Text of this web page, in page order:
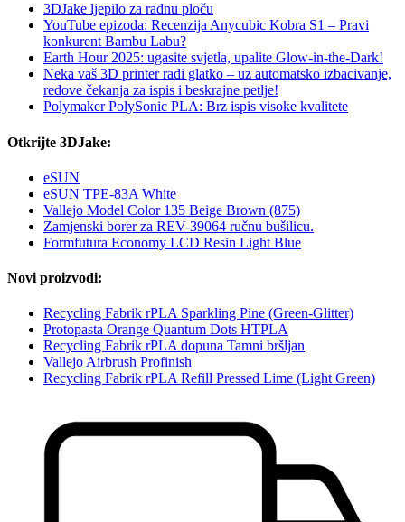
3DJake ljepilo za radnu ploču
YouTube epizoda: Recenzija Anycubic Kobra S1 – Pravi
konkurent Bambu Labu?
Earth Hour 2025: ugasite svjetla, upalite Glow-in-the-Dark!
Neka vaš 3D printer radi glatko – uz automatsko izbacivanje,
redove čekanja za ispis i beskrajne petlje!
Polymaker PolySonic PLA: Brz ispis visoke kvalitete
Otkrijte 3DJake:
eSUN
eSUN TPE-83A White
Vallejo Model Color 135 Beige Brown (875)
Zamjenski borer za REV-39064 ručnu bušilicu.
Formfutura Economy LCD Resin Light Blue
Novi proizvodi:
Recycling Fabrik rPLA Sparkling Pine (Green-Glitter)
Protopasta Orange Quantum Dots HTPLA
Recycling Fabrik rPLA dopuna Tamni bršljan
Vallejo Airbrush Profinish
Recycling Fabrik rPLA Refill Pressed Lime (Light Green)